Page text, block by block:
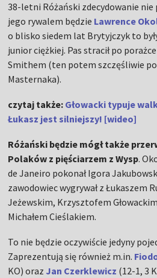
38-letni Różański zdecydowanie nie
jego rywalem będzie Lawrence
o blisko siedem lat Brytyjczyk to
junior ciężkiej. Pas stracił po
Smithem (ten potem szczęśliwie
Masternaka).
czytaj także: Głowacki typuje
Łukasz jest silniejszy! [wideo]
Różański będzie mógł także
Polaków z pięściarzem z Wysp.
de Janeiro pokonał Igora
zawodowiec wygrywał z Łukaszem
Jeżewskim, Krzysztofem
Michałem Cieślakiem.
To nie będzie oczywiście jedyny
Zaprezentują się również m.in.
KO) oraz Jan Czerklewicz (12-1, 3